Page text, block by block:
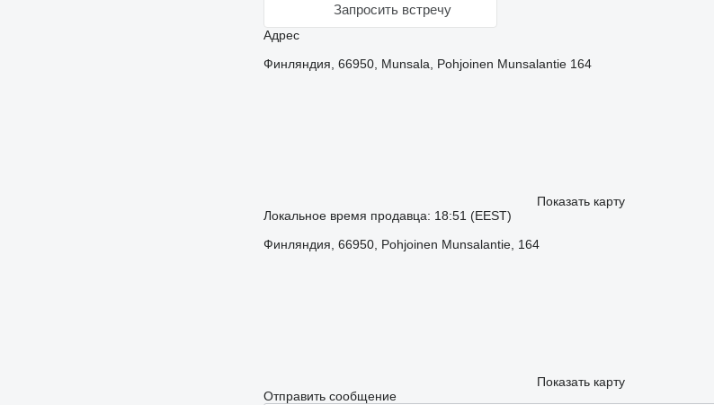
Запросить встречу
Адрес
Финляндия, 66950, Munsala, Pohjoinen Munsalantie 164
Показать карту
Локальное время продавца: 18:51 (EEST)
Финляндия, 66950, Pohjoinen Munsalantie, 164
Показать карту
Отправить сообщение